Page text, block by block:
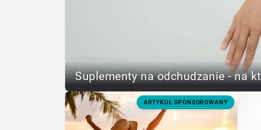
Suplementy na odchudzanie - na
ARTYKUŁ SPONSOROWANY